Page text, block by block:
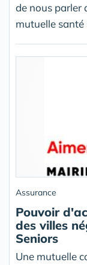
de nous parler
mutuelle santé
Assurance
Pouvoir
des villes
Seniors
Une mutuelle